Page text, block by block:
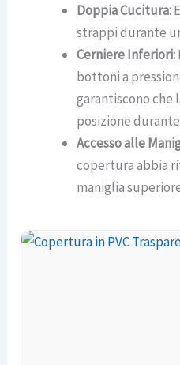
Doppia Cucitura:
strappi durante
Cerniere Inferiori:
bottoni a
garantiscono che
posizione
Accesso alle
copertura abbia
maniglia